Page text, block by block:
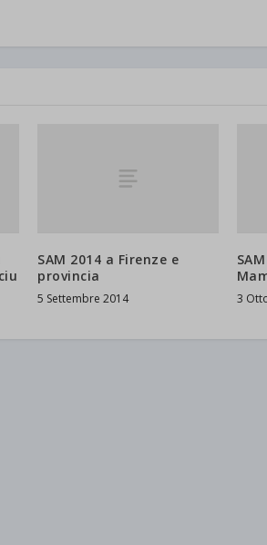
SAM 2014 a Firenze e
provincia
5 Settembre 2014 3
wpc*